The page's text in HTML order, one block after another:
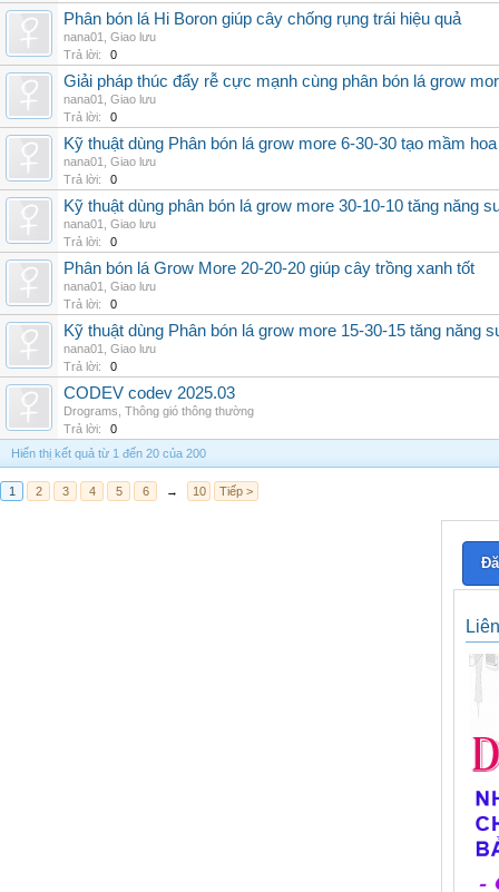
Phân bón lá Hi Boron giúp cây chống rụng trái hiệu quả
nana01
Giao lưu
Trả lời:
0
Giải pháp thúc đẩy rễ cực mạnh cùng phân bón lá grow
nana01
Giao lưu
Trả lời:
0
Kỹ thuật dùng Phân bón lá grow more 6-30-30 tạo mầm hoa
nana01
Giao lưu
Trả lời:
0
Kỹ thuật dùng phân bón lá grow more 30-10-10 tăng năng
nana01
Giao lưu
Trả lời:
0
Phân bón lá Grow More 20-20-20 giúp cây trồng xanh tốt
nana01
Giao lưu
Trả lời:
0
Kỹ thuật dùng Phân bón lá grow more 15-30-15 tăng năng
nana01
Giao lưu
Trả lời:
0
CODEV codev 2025.03
Drograms Thông gió thông thường
Trả lời:
0
Hiển thị kết quả từ 1 đến 20 của 200
1 2 3 4 5 6 → 10 Tiếp >